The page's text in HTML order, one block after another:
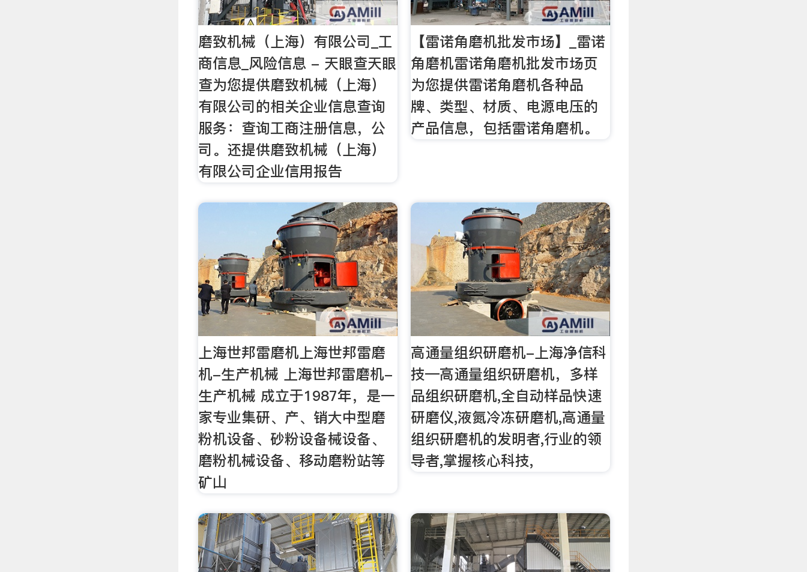
磨致机械（上海）有限公司_工
商信息_风险信息 - 天眼查天眼
查为您提供磨致机械（上海）
有限公司的相关企业信息查询
服务：查询工商注册信息，公
司。还提供磨致机械（上海）
有限公司企业信用报告
【雷诺角磨机批发市场】_雷诺
角磨机雷诺角磨机批发市场页
为您提供雷诺角磨机各种品
牌、类型、材质、电源电压的
产品信息，包括雷诺角磨机。
上海世邦雷磨机上海世邦雷磨
机-生产机械 上海世邦雷磨机-
生产机械 成立于1987年，是一
家专业集研、产、销大中型磨
粉机设备、砂粉设备械设备、
磨粉机械设备、移动磨粉站等
矿山
高通量组织研磨机-上海净信科
技—高通量组织研磨机，多样
品组织研磨机,全自动样品快速
研磨仪,液氮冷冻研磨机,高通量
组织研磨机的发明者,行业的领
导者,掌握核心科技,